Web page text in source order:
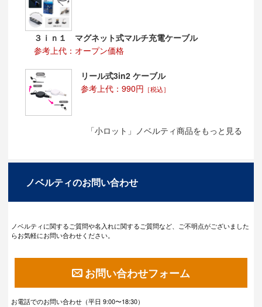
３ｉｎ１ マグネット式マルチ充電ケーブル
参考上代：オープン価格
リール式3in2 ケーブル
参考上代：990円 ［税込］
「小ロット」ノベルティ商品をもっと見る
ノベルティのお問い合わせ
ノベルティに関するご質問や名入れに関するご質問など、ご不明点がございました
らお気軽にお問い合わせください。
お問い合わせフォーム
お電話でのお問い合わせ（平日 9:00〜18:30）